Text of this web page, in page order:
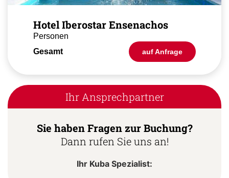
Hotel Iberostar Ensenachos
Personen
Gesamt
auf Anfrage
Ihr Ansprechpartner
Sie haben Fragen zur Buchung?
Dann rufen Sie uns an!
Ihr Kuba Spezialist: